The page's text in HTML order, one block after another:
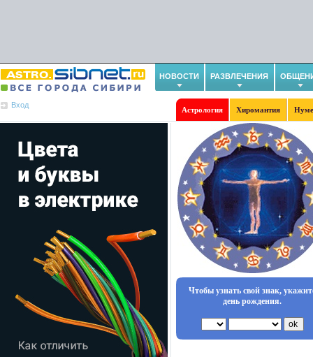
НОВОСТИ РАЗВЛЕЧЕНИЯ
Вход
Астрология Хиромантия
Чтобы узнать свой знак,
день рождения.